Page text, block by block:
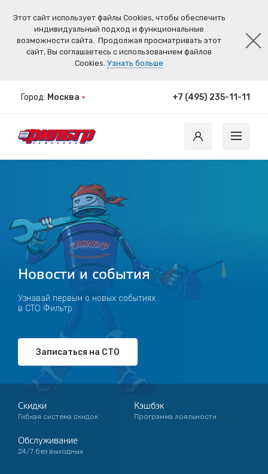
Этот сайт использует файлы Cookies, чтобы обеспечить
индивидуальный подход и функциональные
возможности сайта. Продолжая просматривать этот
сайт, Вы соглашаетесь с использованием файлов
Cookies. Узнать больше
Город: Москва +7 (495) 235-11-11
Новости и события
Узнавай первым о новых событиях
в СТО Фильтр
Записаться на СТО
Скидки
Гибкая система скидок
Кэшбэк
Программа лояльности
Обслуживание
24/7 без выходных